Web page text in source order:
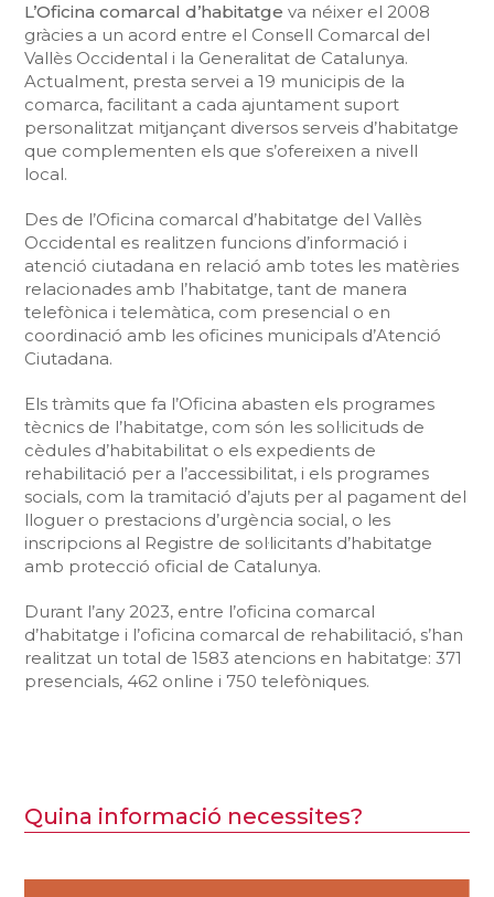
L’Oficina comarcal d’habitatge va néixer el 2008
gràcies a un acord entre el Consell Comarcal del
Vallès Occidental i la Generalitat de Catalunya.
Actualment, presta servei a 19 municipis de la
comarca, facilitant a cada ajuntament suport
personalitzat mitjançant diversos serveis d’habitatge
que complementen els que s’ofereixen a nivell
local.
Des de l’Oficina comarcal d’habitatge del Vallès
Occidental es realitzen funcions d’informació i
atenció ciutadana en relació amb totes les matèries
relacionades amb l’habitatge, tant de manera
telefònica i telemàtica, com presencial o en
coordinació amb les oficines municipals d’Atenció
Ciutadana.
Els tràmits que fa l’Oficina abasten els programes
tècnics de l’habitatge, com són les sol·licituds de
cèdules d’habitabilitat o els expedients de
rehabilitació per a l’accessibilitat, i els programes
socials, com la tramitació d’ajuts per al pagament del
lloguer o prestacions d’urgència social, o les
inscripcions al Registre de sol·licitants d’habitatge
amb protecció oficial de Catalunya.
Durant l’any 2023, entre l’oficina comarcal
d’habitatge i l’oficina comarcal de rehabilitació, s’han
realitzat un total de 1583 atencions en habitatge: 371
presencials, 462 online i 750 telefòniques.
Quina informació necessites?